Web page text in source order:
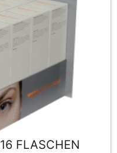
FLASCHEN